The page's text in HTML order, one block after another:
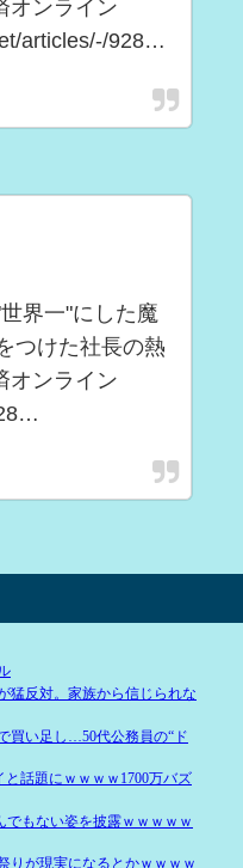
オンライン
articles/-/928…
界一"にした魔
つけた社長の熱
オンライン